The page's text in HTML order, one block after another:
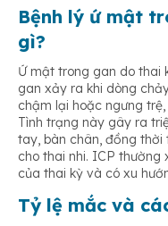
Bệnh lý ứ mật
gì?
Ứ mật trong gan do thai
gan xảy ra khi dòng
chậm lại hoặc ngưng
Tình trạng này gây ra
tay, bàn chân, đồng thời
cho thai nhi. ICP
của thai kỳ và có xu
Tỷ lệ mắc và